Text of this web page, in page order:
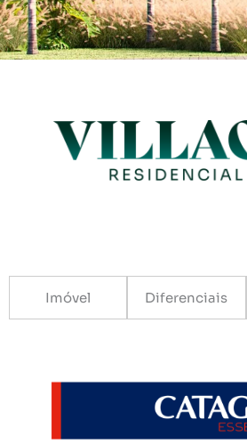
Imóvel Diferenciais